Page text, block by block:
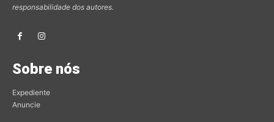
responsabilidade dos autores.
Sobre nós
Expediente
Anuncie